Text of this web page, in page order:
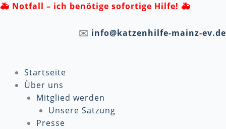
Zum
🚑 Notfall – ich benötige sofortige Hilfe! 🚑
✉️ info@katzenhilfe-mainz-ev.de
Startseite
Über uns
Mitglied werden
Unsere Satzung
Presse